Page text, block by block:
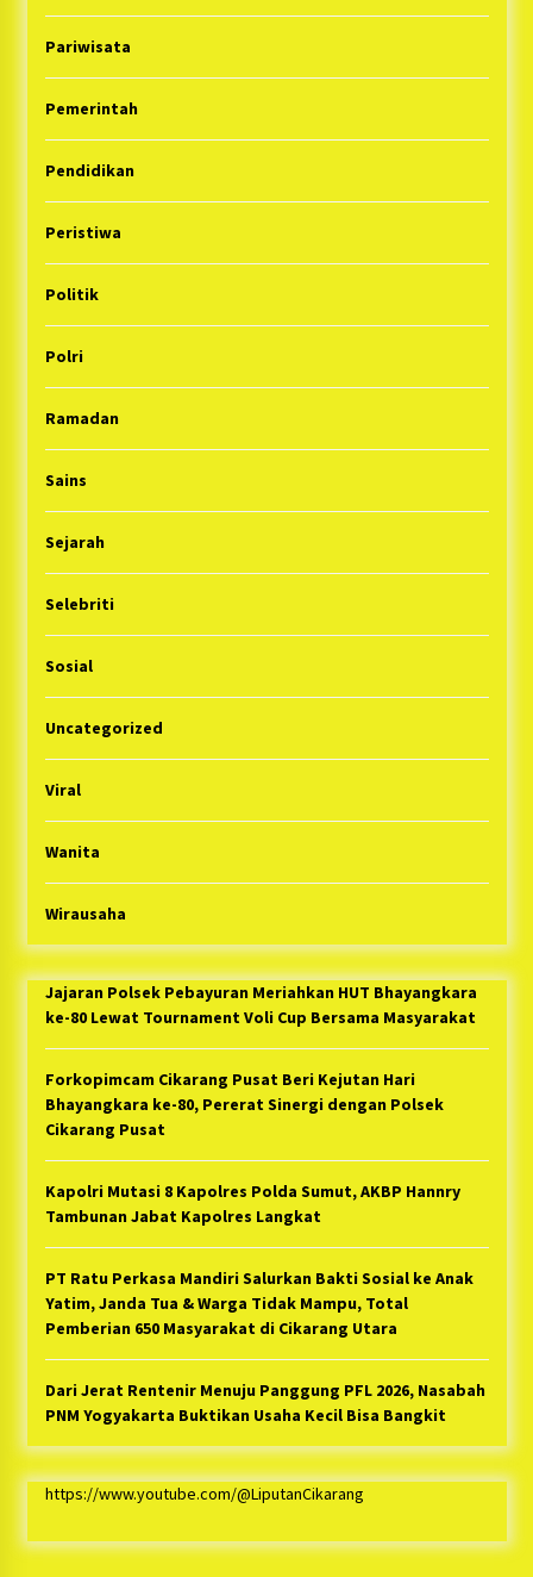
Pariwisata
Pemerintah
Pendidikan
Peristiwa
Politik
Polri
Ramadan
Sains
Sejarah
Selebriti
Sosial
Uncategorized
Viral
Wanita
Wirausaha
Jajaran Polsek Pebayuran Meriahkan HUT Bhayangkara
ke-80 Lewat Tournament Voli Cup Bersama Masyarakat
Forkopimcam Cikarang Pusat Beri Kejutan Hari
Bhayangkara ke-80, Pererat Sinergi dengan Polsek
Cikarang Pusat
Kapolri Mutasi 8 Kapolres Polda Sumut, AKBP Hannry
Tambunan Jabat Kapolres Langkat
PT Ratu Perkasa Mandiri Salurkan Bakti Sosial ke Anak
Yatim, Janda Tua & Warga Tidak Mampu, Total
Pemberian 650 Masyarakat di Cikarang Utara
Dari Jerat Rentenir Menuju Panggung PFL 2026, Nasabah
PNM Yogyakarta Buktikan Usaha Kecil Bisa Bangkit
https://www.youtube.com/@LiputanCikarang